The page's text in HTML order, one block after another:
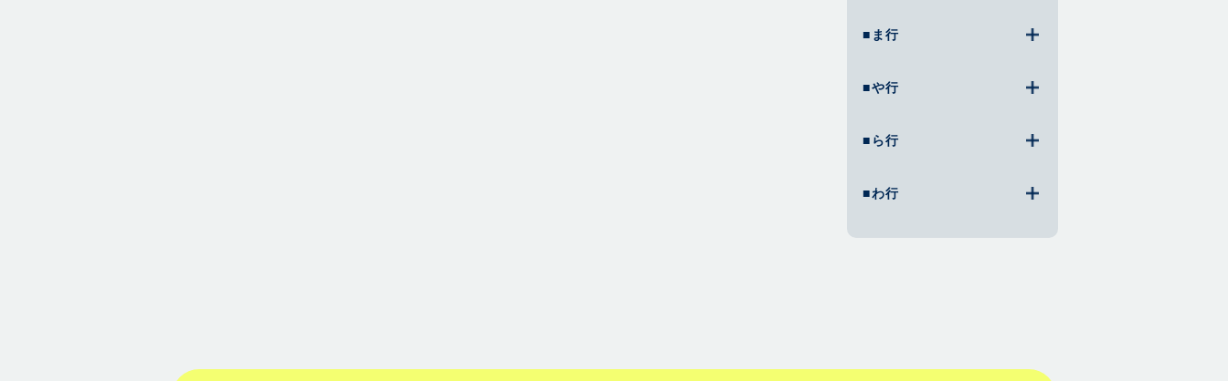
■ま行
■や行
■ら行
■わ行